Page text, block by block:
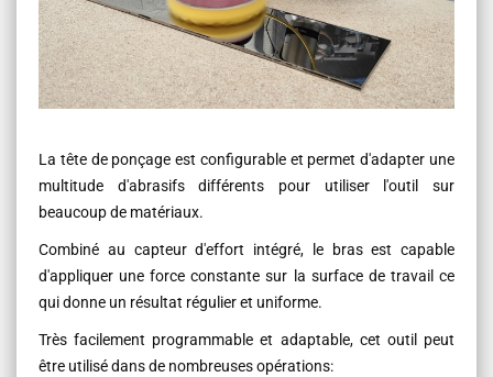
La tête de ponçage est configurable et permet d'adapter une
multitude d'abrasifs différents pour utiliser l'outil sur
beaucoup de matériaux.
Combiné au capteur d'effort intégré, le bras est capable
d'appliquer une force constante sur la surface de travail ce
qui donne un résultat régulier et uniforme.
Très facilement programmable et adaptable, cet outil peut
être utilisé dans de nombreuses opérations: